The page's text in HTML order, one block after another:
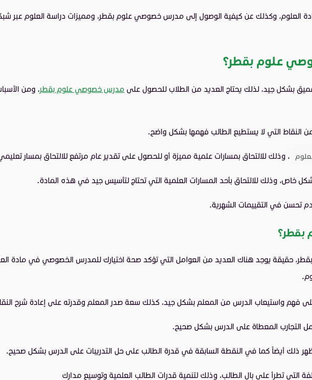
العلوم، وكذلك عن كيفية الوصول إلى مدرس خصوصي علوم بقطر، ومميزات دراسة العلوم عبر
علوم بقطر؟
بشكل جيد، لذلك يحتاج العديد من الطلاب للحصول على مدرس خصوصي علوم بقطر، ومن
النقاط التي لا يستطيع الطالب فهمها بشكل واضح.
، وذلك للالتحاق بمسارات علمية مميزة أو للحصول على تقدير عام مرتفع للالتحاق بمسار
وذلك للالتحاق بأحد المسارات العلمية التي تحتاج لتأسيس جيد في هذه المادة.
تحسن في التقييمات الشهرية.
بقطر؟
حقيقة يوجد هناك العديد من العوامل التي تؤكد صحة اختيارك للمدرس الخصوصي في مادة
فهم واستيعاب الدرس من المعلم بشكل جيد، كذلك سعة صدر المعلم وقدرته على إعادة شرح
التجارب المعطاة على الدرس بشكل صحيح.
ذلك أيضاً كما في النقطة السابقة في قدرة الطالب على حل التدريبات على الدرس بشكل صحيح.
التي تطرأ على بال الطالب، وذلك لتنمية قدرات الطالب العلمية وتوسيع مدارك